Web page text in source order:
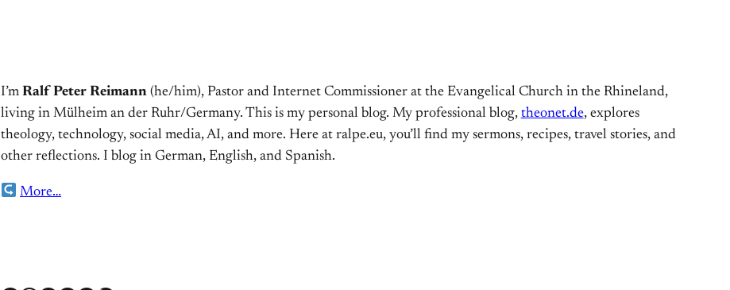
I’m Ralf Peter Reimann(he/him), Pastor and Internet Commissioner at the Evangelical Church in the Rhineland,
living in Mülheim an der Ruhr/Germany. This is my personal blog. My professional blog, theonet.de, explores
theology, technology, social media, AI, and more. Here at ralpe.eu, you’ll find my sermons, recipes, travel stories, and
other reflections. I blog in German, English, and Spanish.
More…